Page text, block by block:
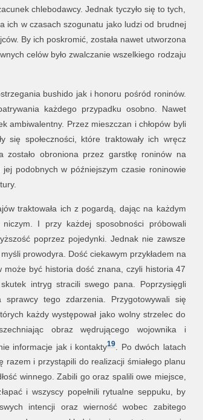
chlebodawcy. Jednak tyczyło się to tych,
ich w czasach szogunatu jako ludzi od brudnej
By ich poskromić, została nawet utworzona
celów było zwalczanie wszelkiego rodzaju
bushido jak i honoru pośród roninów.
każdego przypadku osobno. Nawet
ambiwalentny. Przez mieszczan i chłopów byli
się społeczności, które traktowały ich wręcz
zostało obroniona przez garstkę roninów na
podobnych w późniejszym czasie roninowie
traktowała ich z pogardą, dając na każdym
I przy każdej sposobności próbowali
poprzez pojedynki. Jednak nie zawsze
prowodyra. Dość ciekawym przykładem na
może być historia dość znana, czyli historia 47
intryg stracili swego pana. Poprzysięgli
sprawcy tego zdarzenia. Przygotowywali się
każdy występował jako wolny strzelec do
obraz wędrującego wojownika i
informacje jak i kontakty19
. Po dwóch latach
razem i przystąpili do realizacji śmiałego planu
winnego. Zabili go oraz spalili owe miejsce,
i wszyscy popełnili rytualne seppuku, by
intencji oraz wierność wobec zabitego